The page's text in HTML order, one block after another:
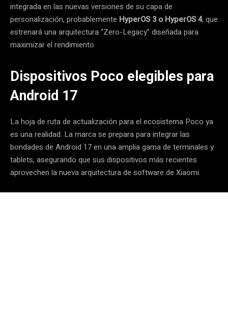
integrada en las nuevas versiones de su capa de
personalización, probablemente HyperOS 3 o HyperOS 4, que
estrenará una arquitectura “Zero-Legacy” diseñada para
maximizar el rendimiento.
Dispositivos Poco elegibles para
Android 17
La hoja de ruta de actualización para el ecosistema Poco ya
es una realidad. La marca se prepara para integrar las
bondades de Android 17 en una amplia gama de terminales y
tablets, asegurando que sus dispositivos más recientes
aprovechen la nueva arquitectura de software de Xiaomi.